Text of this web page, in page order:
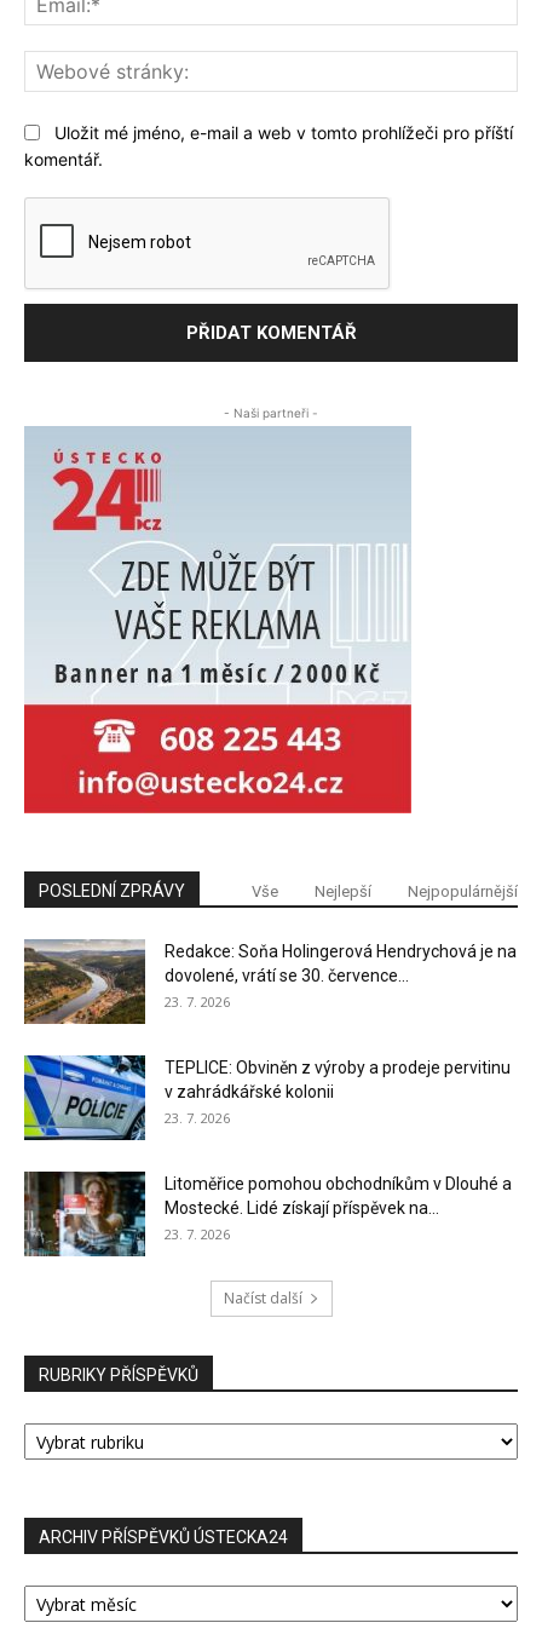
Uložit mé jméno, e-mail a web v tomto prohlížeči pro příští
komentář.
- Naši partneři -
POSLEDNÍ ZPRÁVY Vše Nejlepší Nejpopulárnější
Redakce: Soňa Holingerová Hendrychová je na
dovolené, vrátí se 30. července...
23. 7. 2026
TEPLICE: Obviněn z výroby a prodeje pervitinu
v zahrádkářské kolonii
23. 7. 2026
Litoměřice pomohou obchodníkům v Dlouhé a
Mostecké. Lidé získají příspěvek na...
23. 7. 2026
Načíst další
RUBRIKY PŘÍSPĚVKŮ
RUBRIKY
PŘÍSPĚVKŮ
ARCHIV PŘÍSPĚVKŮ ÚSTECKA24
ARCHIV
PŘÍSPĚVKŮ